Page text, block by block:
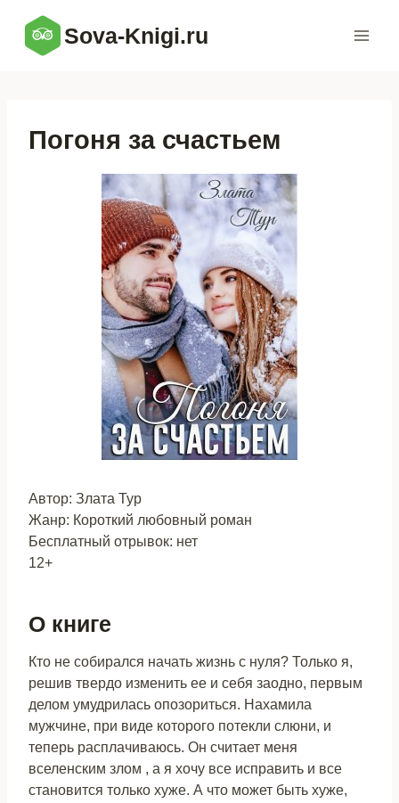
содержимому
Sova-Knigi.ru
Погоня за счастьем
Автор: Злата Тур
Жанр: Короткий любовный роман
Бесплатный отрывок: нет
12+
О книге
Кто не собирался начать жизнь с нуля? Только я,
решив твердо изменить ее и себя заодно, первым
делом умудрилась опозориться. Нахамила
мужчине, при виде которого потекли слюни, и
теперь расплачиваюсь. Он считает меня
вселенским злом , а я хочу все исправить и все
становится только хуже. А что может быть хуже,